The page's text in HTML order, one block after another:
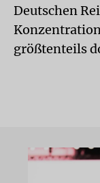
Deutschen
größtenteils